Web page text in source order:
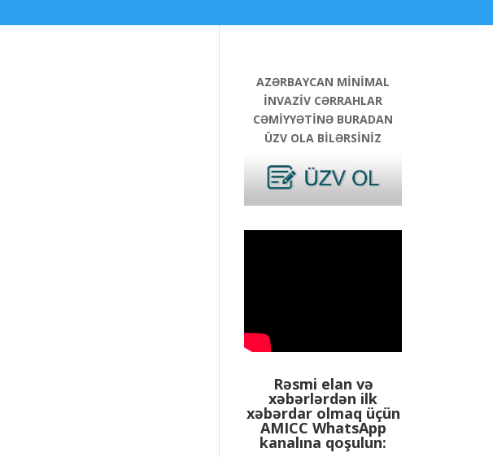
AZƏRBAYCAN MİNİMAL
İNVAZİV CƏRRAHLAR
CƏMİYYƏTİNƏ BURADAN
ÜZV OLA BİLƏRSİNİZ
Rəsmi elan və
xəbərlərdən ilk
xəbərdar olmaq üçün
AMICC WhatsApp
kanalına qoşulun: